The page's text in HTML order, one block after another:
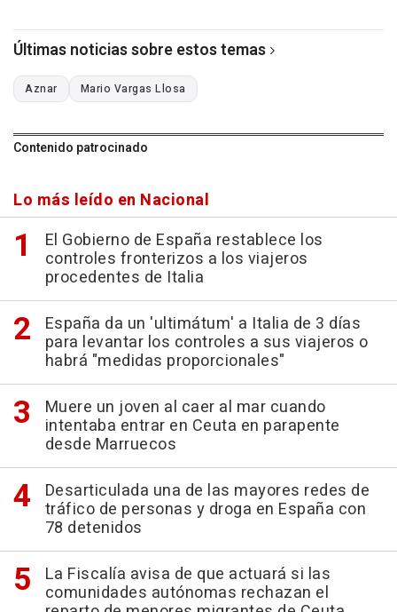
Últimas noticias sobre estos temas
Aznar Mario Vargas Llosa
Contenido patrocinado
Lo más leído en Nacional
El Gobierno de España restablece los
controles fronterizos a los viajeros
procedentes de Italia
España da un 'ultimátum' a Italia de 3 días
para levantar los controles a sus viajeros o
habrá "medidas proporcionales"
Muere un joven al caer al mar cuando
intentaba entrar en Ceuta en parapente
desde Marruecos
Desarticulada una de las mayores redes de
tráfico de personas y droga en España con
78 detenidos
La Fiscalía avisa de que actuará si las
comunidades autónomas rechazan el